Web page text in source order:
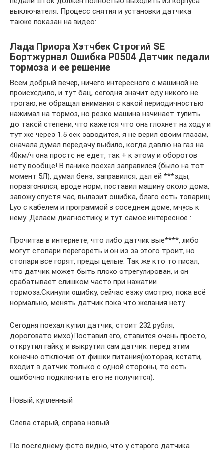
выключателя. Процесс снятия и установки датчика
также показан на видео:
Лада Приора Хэтчбек Строгий SE
Бортжурнал Ошибка P0504 Датчик педали
тормоза и ее решение
Всем добрый вечер, ничего интересного с машиной не
происходило, и тут бац, сегодня значит еду никого не
трогаю, не обращал внимания с какой периодичностью
нажимал на тормоз, но резко машина начинает тупить
до такой степени, что кажется что она глохнет на ходу и
тут же через 1.5 сек заводится, я не верил своим глазам,
сначала думал передачу выбило, когда давлю на газ на
40км/ч она просто не едет, так + к этому и оборотов
нету вообще! В панике поехал заправился (было на тот
момент 5Л), думал бенз, заправился, дал ей ***зды,
поразгонялся, вроде норм, поставил машину около дома,
завожу спустя час, вылазит ошибка, благо есть товарищ
Lyo с кабелем и программой в соседнем доме, мчусь к
нему. Делаем диагностику, и тут самое интересное :
Прочитав в интернете, что либо датчик вые****, либо
могут стопари перегореть и он из за этого троит, но
стопари все горят, преды целые. Так же кто то писал,
что датчик может быть плохо отрегулирован, и он
срабатывает слишком часто при нажатии
тормоза.Скинули ошибку, сейчас езжу смотрю, пока всё
нормально, менять датчик пока что желания нету.
Сегодня поехал купил датчик, стоит 232 рубля,
дороговато имхо)Поставил его, ставится очень просто,
открутил гайку, и выкрутил сам датчик, перед этим
конечно отключив от фишки питания(которая, кстати,
входит в датчик только с одной стороны, то есть
ошибочно подключить его не получится).
Новый, купленный
Слева старый, справа новый
По последнему фото видно, что у старого датчика